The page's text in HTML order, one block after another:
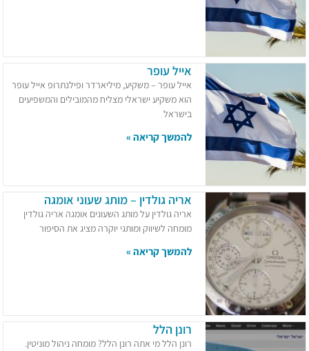
אייל עופר
אייל עופר – משקיע, מיליארדר ופילנתרופ אייל עופר
הוא משקיע ישראלי מצליח מהמובילים והמשפיעים
בישראל
להמשך קריאה »
אריה גולדין – מותג שעוני אומגה
אריה גולדין על מותג השעונים אומגה אריה גולדין
מומחה לשיווק ומותגי יוקרה מציג את הסיפור
להמשך קריאה »
רונן הלל
רונן הלל מי אתה רונן הלל? מומחה ניהול מוניטין.